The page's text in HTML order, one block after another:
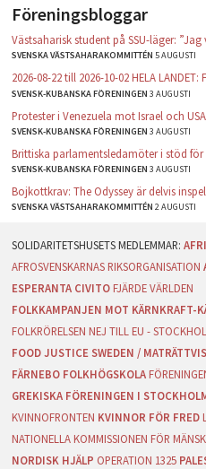
Föreningsbloggar
Västsaharisk student på SSU-läger:
SVENSKA VÄSTSAHARAKOMMITTÉN5 AUGUSTI
2026-08-22 till 2026-10-02 HELA LANDET:
SVENSK-KUBANSKA FÖRENINGEN3 AUGUSTI
Protester i Venezuela mot Israel och USA
SVENSK-KUBANSKA FÖRENINGEN3 AUGUSTI
Brittiska parlamentsledamöter i stöd för
SVENSK-KUBANSKA FÖRENINGEN3 AUGUSTI
Bojkottkrav: The Odyssey är delvis
SVENSKA VÄSTSAHARAKOMMITTÉN2 AUGUSTI
AFROSVENSKARNAS RIKSORGANISATION
ESPERANTA CIVITO FJÄRDE VÄRLDEN
FOLKKAMPANJEN MOT KÄRNKRAFT-
FOLKRÖRELSEN NEJ TILL EU -
FOOD JUSTICE SWEDEN /
FÄRNEBO FOLKHÖGSKOLA
GREKISKA FÖRENINGEN I
KVINNOFRONTEN KVINNOR FÖR FRED
NATIONELLA KOMMISSIONEN FÖR
NORDISK HJÄLP OPERATION 1325